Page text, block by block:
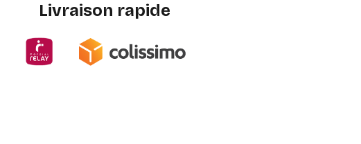
Livraison rapide